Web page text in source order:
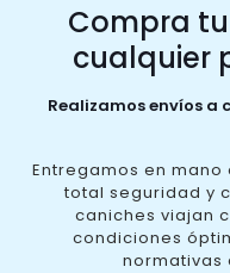
Compra
cualquier
Realizamos envíos a
Entregamos en
total seguridad y
caniches viajan
condiciones
normativas